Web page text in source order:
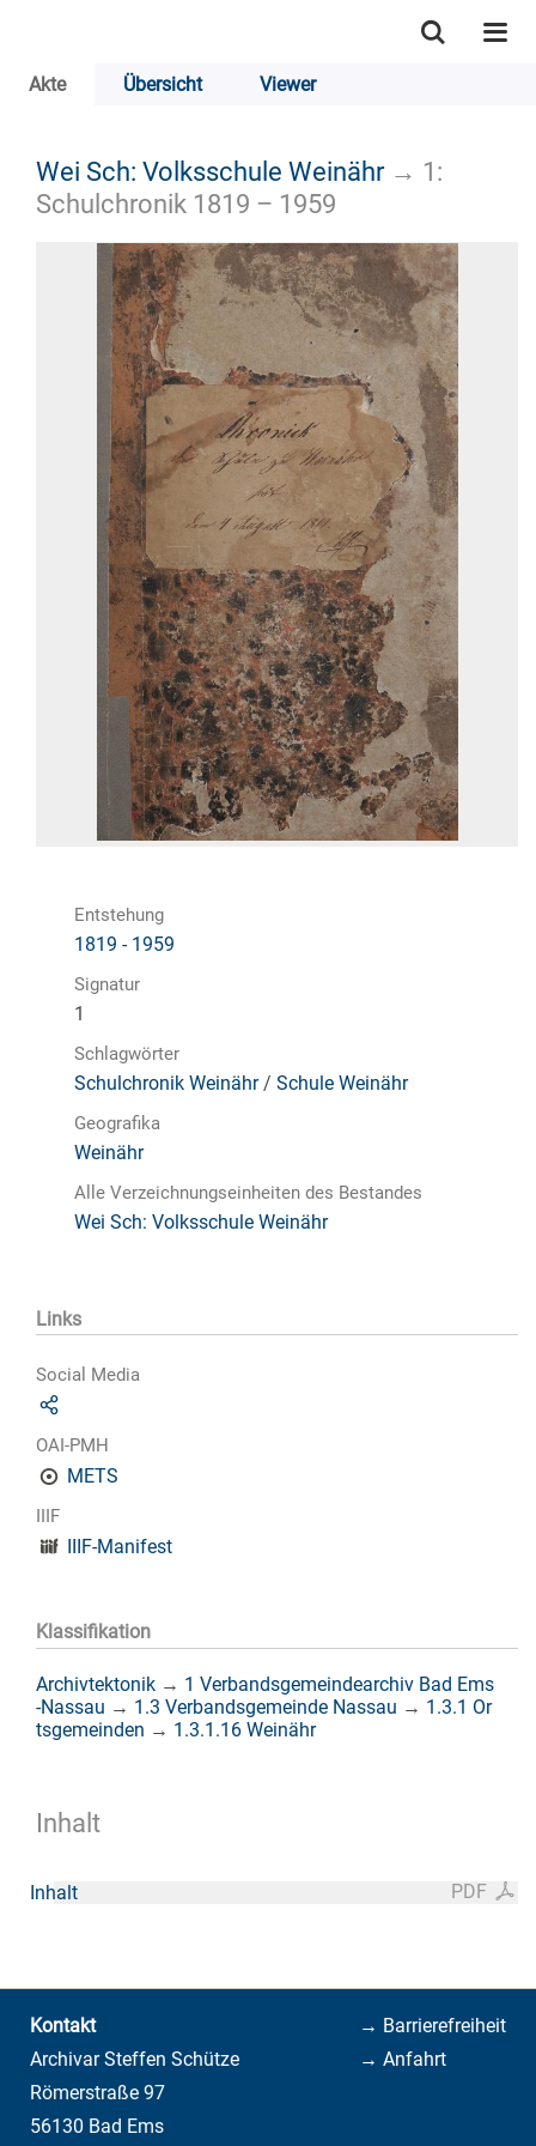
Akte Übersicht Viewer
Wei Sch: Volksschule Weinähr→ 1:
Schulchronik 1819 – 1959
Entstehung
1819 - 1959
Signatur
1
Schlagwörter
Schulchronik Weinähr / Schule Weinähr
Geografika
Weinähr
Alle Verzeichnungseinheiten des Bestandes
Wei Sch: Volksschule Weinähr
Links
Social Media
OAI-PMH
METS
IIIF
IIIF-Manifest
Klassifikation
Archivtektonik → 1 Verbandsgemeindearchiv Bad Ems
-Nassau → 1.3 Verbandsgemeinde Nassau → 1.3.1 Or
tsgemeinden → 1.3.1.16 Weinähr
Inhalt
PDF
Inhalt
→ Barrierefreiheit
→ Anfahrt
Kontakt
Archivar Steffen Schütze
Römerstraße 97
56130 Bad Ems